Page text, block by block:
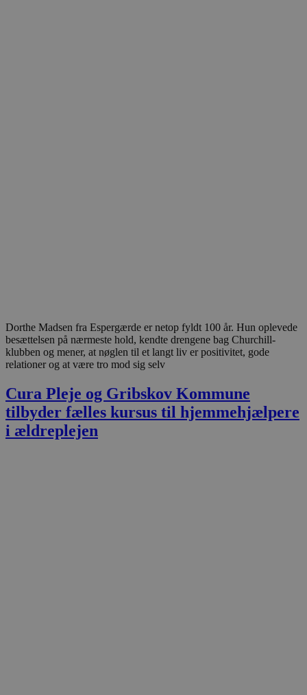
Dorthe Madsen fra Espergærde er netop fyldt 100 år. Hun oplevede
besættelsen på nærmeste hold, kendte drengene bag Churchill-
klubben og mener, at nøglen til et langt liv er positivitet, gode
relationer og at være tro mod sig selv
Cura Pleje og Gribskov Kommune
tilbyder fælles kursus til hjemmehjælpere
i ældreplejen